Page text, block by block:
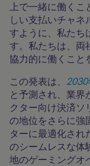
上で一緒に働くこ
しい支払いチャネ
すように、私たち
す。私たちは、両
協力的に働くこと
この発表は、
と予測され、業界
クター向け決済ソ
の地位をさらに強
ターに最適化され
のシームレスな体
地のゲーミングオ